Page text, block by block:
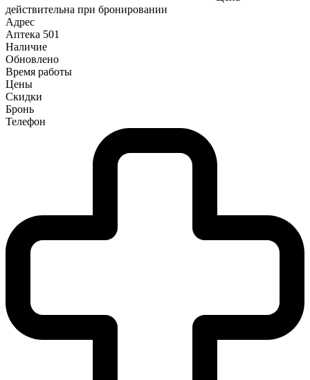
действительна при бронировании
Адрес
Аптека 501
Наличие
Обновлено
Время работы
Цены
Скидки
Бронь
Телефон